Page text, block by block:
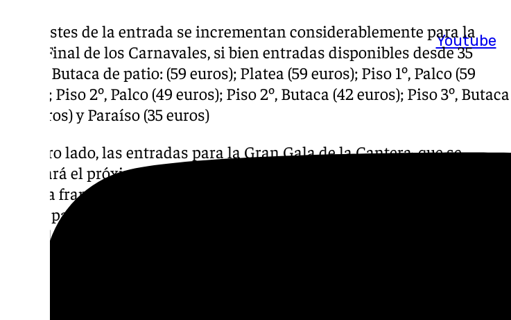
Youtube
Los costes de la entrada se incrementan considerablemente para la
Gran Final de los Carnavales, si bien entradas disponibles desde 35
euros: Butaca de patio: (59 euros); Platea (59 euros); Piso 1º, Palco (59
euros); Piso 2º, Palco (49 euros); Piso 2º, Butaca (42 euros); Piso 3º, Butaca
(42 euros) y Paraíso (35 euros)
Por otro lado, las entradas para la Gran Gala de la Cantera, que se
realizará el próximo domingo 16 de febrero, también se podrán adquirir
en esta franja de días. La localidad tiene un precio de 3 euros y contará
con la participación personajes como Bluey, distintos superhéroes así
como la participación de Escudero Music que abrirá la Gala que